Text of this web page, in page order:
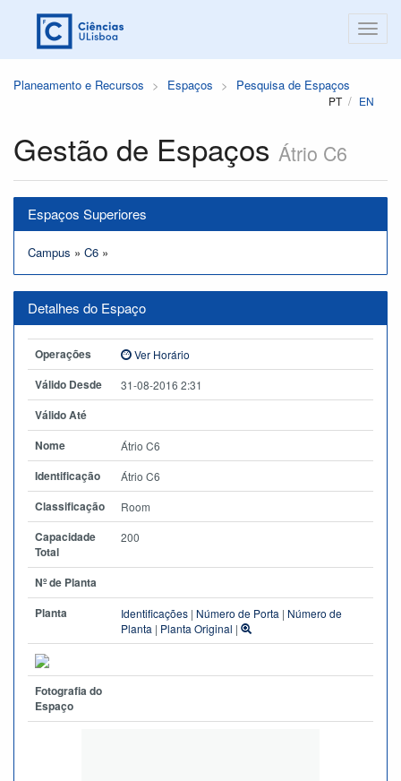
Planeamento e Recursos Espaços Pesquisa de Espaços
PT EN
Gestão de Espaços Átrio C6
Espaços Superiores
Campus » C6 »
Detalhes do Espaço
Operações Ver Horário
Válido Desde 31-08-2016 2:31
Válido Até
Nome
Átrio C6
Identificação Átrio C6
Classificação Room
Capacidade
Total
200
Nº de Planta
Planta
Identificações | Número de Porta | Número de
Planta | Planta Original |
Fotografia do
Espaço